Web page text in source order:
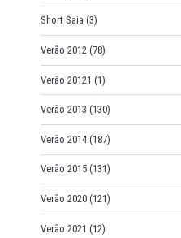
Short Saia (3)
Verão 2012 (78)
Verão 20121 (1)
Verão 2013 (130)
Verão 2014 (187)
Verão 2015 (131)
Verão 2020 (121)
Verão 2021 (12)